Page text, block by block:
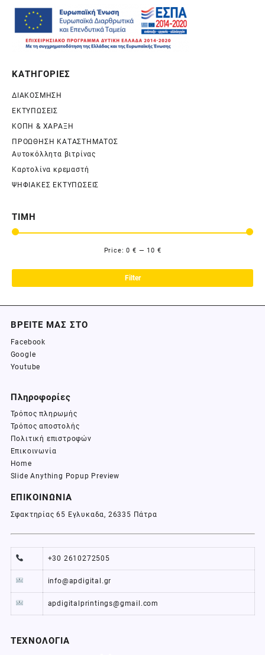
ΚΑΤΗΓΟΡΙΕΣ
ΔΙΑΚΟΣΜΗΣΗ
ΕΚΤΥΠΩΣΕΙΣ
ΚΟΠΗ & ΧΑΡΑΞΗ
ΠΡΟΩΘΗΣΗ ΚΑΤΑΣΤΗΜΑΤΟΣ
Αυτοκόλλητα βιτρίνας
Καρτολίνα κρεμαστή
ΨΗΦΙΑΚΕΣ ΕΚΤΥΠΩΣΕΙΣ
ΤΙΜΗ
Filter
Price:0 € — 10 €
ΒΡΕΙΤΕ ΜΑΣ ΣΤΟ
Facebook
Google
Youtube
Πληροφορίες
Τρόπος πληρωμής
Τρόπος αποστολής
Πολιτική επιστροφών
Επικοινωνία
Home
Slide Anything Popup Preview
ΕΠΙΚΟΙΝΩΝΙΑ
Σφακτηρίας 65 Εγλυκαδα, 26335 Πάτρα
+30 2610272505
info@apdigital.gr
apdigitalprintings@gmail.com
ΤΕΧΝΟΛΟΓΙΑ